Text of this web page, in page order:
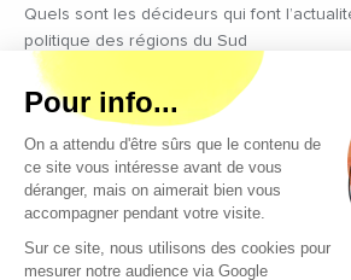
Quels sont les décideurs qui font
politique des régions du Sud
Copyright © 2026 - Tous droits
Qui sommes-nous ?